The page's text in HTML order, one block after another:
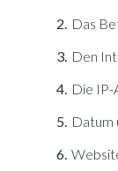
Das
Den
Die IP-
Datum